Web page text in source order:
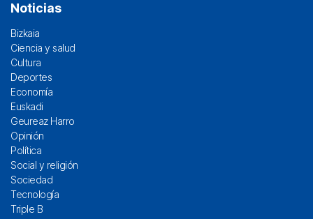
Noticias
Bizkaia
Ciencia y salud
Cultura
Deportes
Economía
Euskadi
Geureaz Harro
Opinión
Política
Social y religión
Sociedad
Tecnología
Triple B